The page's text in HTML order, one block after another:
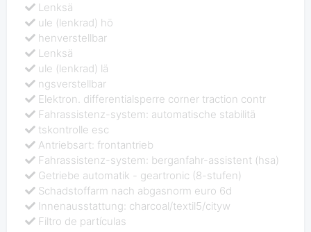
Lenksä
ule (lenkrad) hö
henverstellbar
Lenksä
ule (lenkrad) lä
ngsverstellbar
Elektron. differentialsperre corner traction contr
Fahrassistenz-system: automatische stabilitä
tskontrolle esc
Antriebsart: frontantrieb
Fahrassistenz-system: berganfahr-assistent (hsa)
Getriebe automatik - geartronic (8-stufen)
Schadstoffarm nach abgasnorm euro 6d
Innenausstattung: charcoal/textil5/cityw
Filtro de partículas